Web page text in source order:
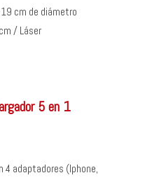
cm de diámetro
/ Láser
5 en 1
4 adaptadores (Iphone,